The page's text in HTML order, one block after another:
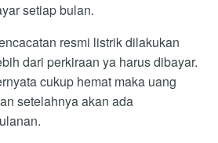
setiap bulan.
resmi listrik dilakukan
dari perkiraan ya harus dibayar.
cukup hemat maka uang
setelahnya akan ada